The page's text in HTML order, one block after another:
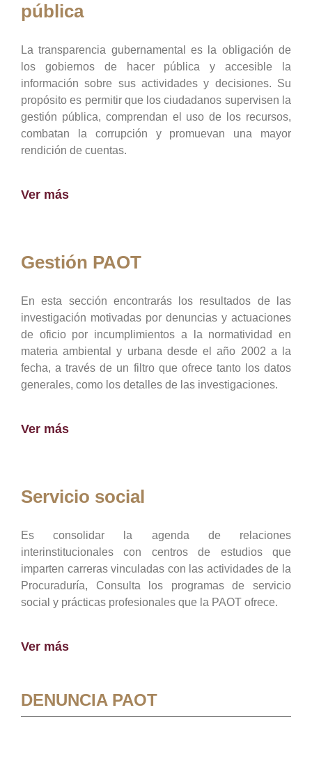
pública
La transparencia gubernamental es la obligación de
los gobiernos de hacer pública y accesible la
información sobre sus actividades y decisiones. Su
propósito es permitir que los ciudadanos supervisen la
gestión pública, comprendan el uso de los recursos,
combatan la corrupción y promuevan una mayor
rendición de cuentas.
Ver más
Gestión PAOT
En esta sección encontrarás los resultados de las
investigación motivadas por denuncias y actuaciones
de oficio por incumplimientos a la normatividad en
materia ambiental y urbana desde el año 2002 a la
fecha, a través de un filtro que ofrece tanto los datos
generales, como los detalles de las investigaciones.
Ver más
Servicio social
Es consolidar la agenda de relaciones
interinstitucionales con centros de estudios que
imparten carreras vinculadas con las actividades de la
Procuraduría, Consulta los programas de servicio
social y prácticas profesionales que la PAOT ofrece.
Ver más
DENUNCIA PAOT